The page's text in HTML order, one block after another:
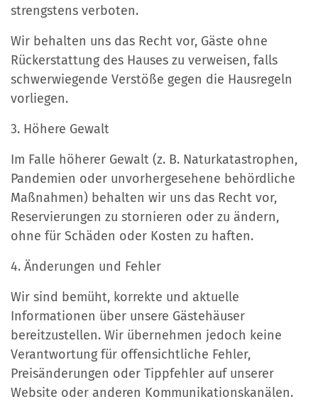
strengstens verboten.
Wir behalten uns das Recht vor, Gäste ohne
Rückerstattung des Hauses zu verweisen, falls
schwerwiegende Verstöße gegen die Hausregeln
vorliegen.
3. Höhere Gewalt
Im Falle höherer Gewalt (z. B. Naturkatastrophen,
Pandemien oder unvorhergesehene behördliche
Maßnahmen) behalten wir uns das Recht vor,
Reservierungen zu stornieren oder zu ändern,
ohne für Schäden oder Kosten zu haften.
4. Änderungen und Fehler
Wir sind bemüht, korrekte und aktuelle
Informationen über unsere Gästehäuser
bereitzustellen. Wir übernehmen jedoch keine
Verantwortung für offensichtliche Fehler,
Preisänderungen oder Tippfehler auf unserer
Website oder anderen Kommunikationskanälen.